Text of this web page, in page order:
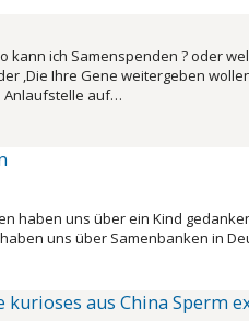
kann ich Samenspenden ? oder
,Die Ihre Gene weitergeben
Anlaufstelle auf…
haben uns über ein Kind
uns über Samenbanken in
kurioses aus China Sperm